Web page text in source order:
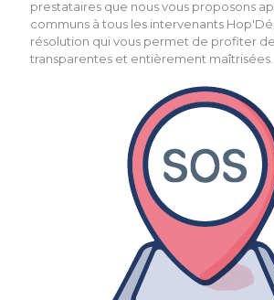
prestataires que nous vous proposons
communs à tous les intervenants
résolution qui vous permet de profiter
transparentes et entièrement maîtrisées.